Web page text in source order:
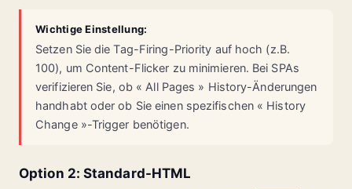
Wichtige Einstellung:
Setzen Sie die Tag-Firing-Priority auf hoch (z.B.
100), um Content-Flicker zu minimieren. Bei SPAs
verifizieren Sie, ob « All Pages » History-Änderungen
handhabt oder ob Sie einen spezifischen « History
Change »-Trigger benötigen.
Option 2: Standard-HTML